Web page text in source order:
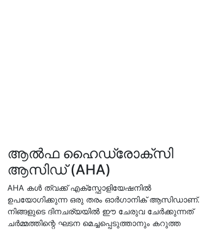
ആൽഫ ഹൈഡ്രോക്സി
ആസിഡ് (AHA)
AHA കൾ ത്വക്ക് എക്സ്ഫോളിയേഷനിൽ
ഉപയോഗിക്കുന്ന ഒരു തരം ഓർഗാനിക് ആസിഡാണ്.
നിങ്ങളുടെ ദിനചര്യയിൽ ഈ ചേരുവ ചേർക്കുന്നത്
ചർമ്മത്തിന്റെ ഘടന മെച്ചപ്പെടുത്താനും കറുത്ത